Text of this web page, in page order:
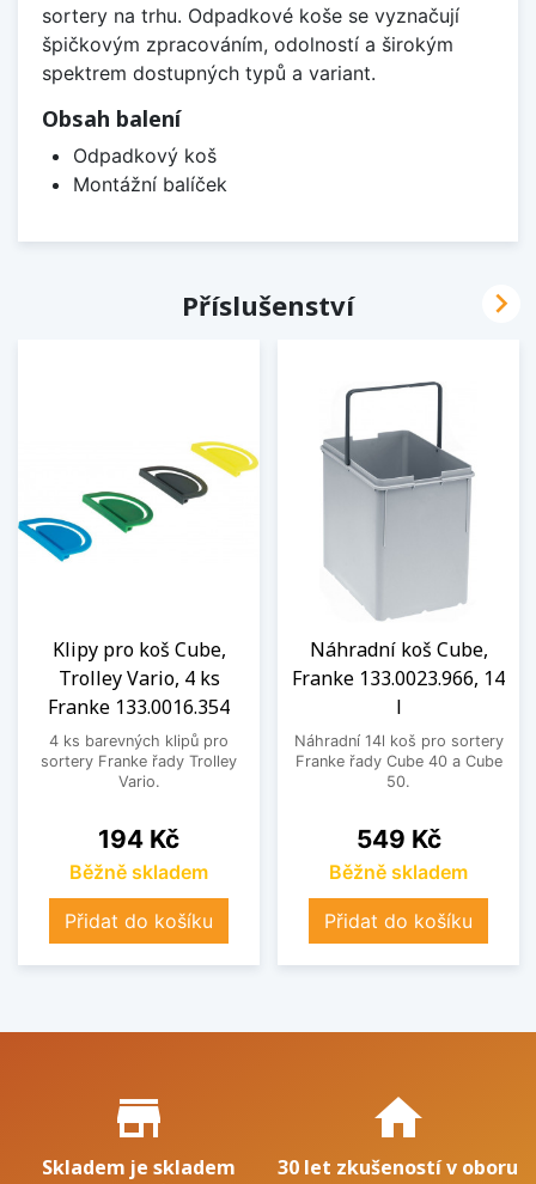
sortery na trhu. Odpadkové koše se vyznačují
špičkovým zpracováním, odolností a širokým
spektrem dostupných typů a variant.
Obsah balení
Odpadkový koš
Montážní balíček
Příslušenství
Klipy pro koš Cube,
Trolley Vario, 4 ks
Franke 133.0016.354
4 ks barevných klipů pro
sortery Franke řady Trolley
Vario.
Cena
194 Kč
Běžně skladem
Přidat do košíku
Náhradní koš Cube,
Franke 133.0023.966, 14
l
Náhradní 14l koš pro sortery
Franke řady Cube 40 a Cube
50.
Cena
549 Kč
Běžně skladem
Přidat do košíku

Proč nakupovat u nás?
store_mall_directory
Skladem je skladem
home
30 let zkušeností v oboru